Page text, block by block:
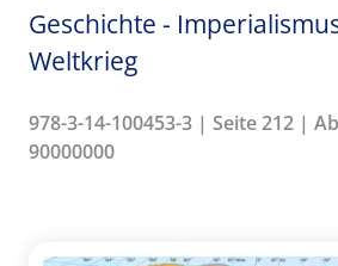
Geschichte -
Weltkrieg
978-3-14-100453-3 | Seite 212 |
90000000